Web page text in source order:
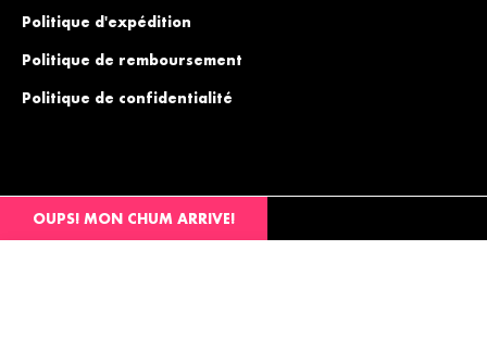
Politique d'expédition
Politique de remboursement
Politique de confidentialité
OUPS! MON CHUM ARRIVE!